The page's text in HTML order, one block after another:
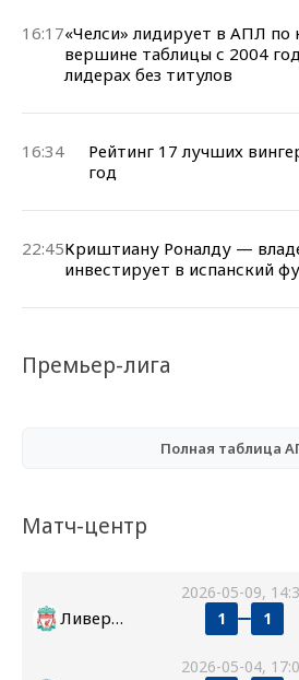
16:17«Челси» лидирует в АПЛ по
вершине таблицы с 2004
лидерах без титулов
16:34
Рейтинг 17 лучших
год
22:45Криштиану Роналду —
инвестирует в испанский
Премьер-лига
Полная таблица
Матч-центр
2026-05-09,
Ливерпуль 1 1
2026-05-04,